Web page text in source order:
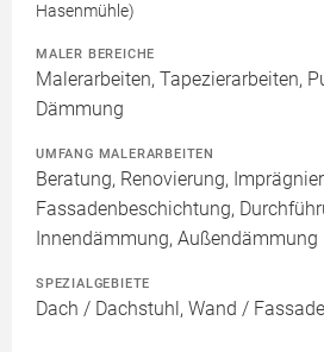
Hasenmühle)
MALER BEREICHE
Malerarbeiten, Tapezierarbeiten,
Dämmung
UMFANG MALERARBEITEN
Beratung, Renovierung,
Fassadenbeschichtung,
Innendämmung, Außendämmung
SPEZIALGEBIETE
Dach / Dachstuhl, Wand /